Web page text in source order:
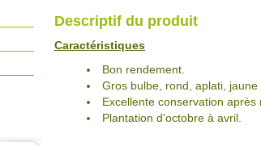
Descriptif du produit
Caractéristiques
Bon rendement.
Gros bulbe, rond, aplati, jaune
Excellente conservation après
Plantation d'octobre à avril.